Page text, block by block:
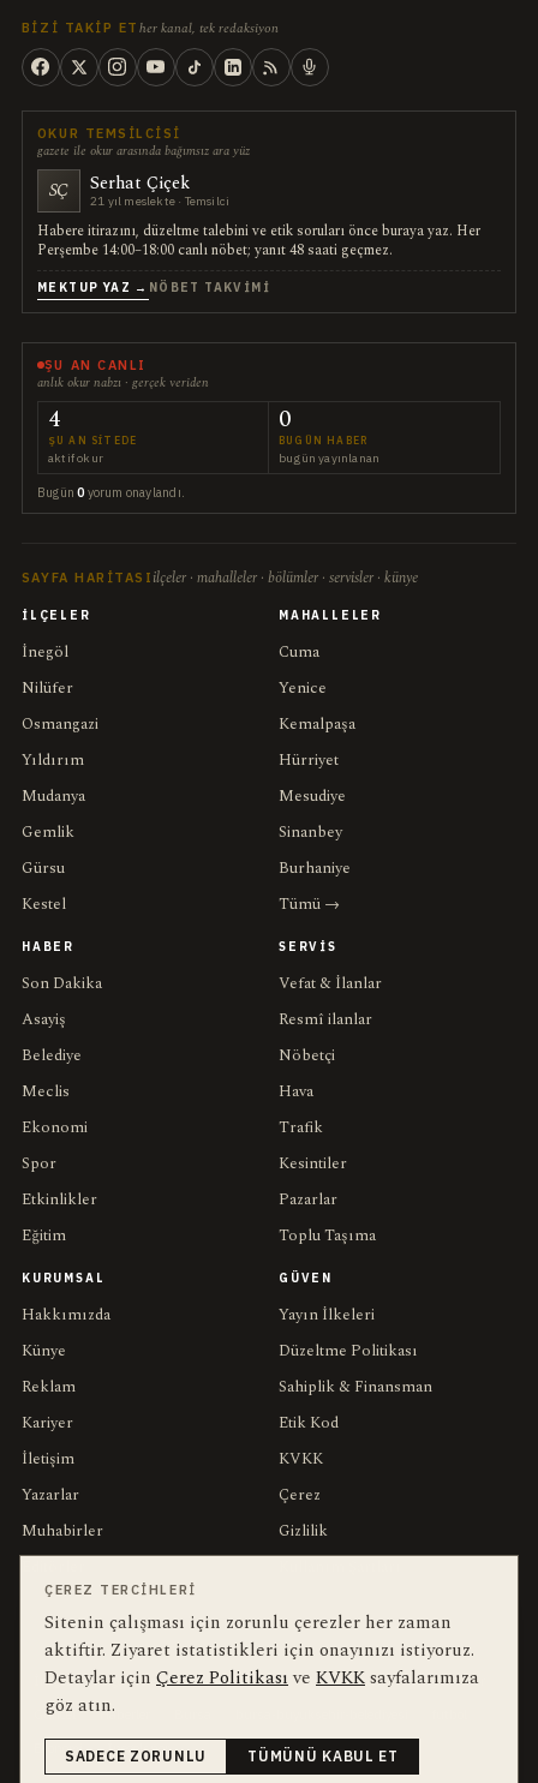
BIZI TAKIP ET her kanal, tek redaksiyon
OKUR TEMSILCISI
gazete ile okur arasında bağımsız ara yüz
SÇ Serhat Çiçek
21 yıl meslekte · Temsilci
Habere itirazını, düzeltme talebini ve etik soruları önce buraya yaz. Her
Perşembe 14:00–18:00 canlı nöbet; yanıt 48 saati geçmez.
MEKTUP YAZ → NÖBET TAKVIMI
ŞU AN CANLI
anlık okur nabzı · gerçek veriden
4
ŞU AN SITEDE
aktif okur
0
BUGÜN HABER
bugün yayınlanan
Bugün0 yorum onaylandı.
SAYFA HARITASI ilçeler · mahalleler · bölümler · servisler · künye
İLÇELER
İnegöl
Nilüfer
Osmangazi
Yıldırım
Mudanya
Gemlik
Gürsu
Kestel
MAHALLELER
Cuma
Yenice
Kemalpaşa
Hürriyet
Mesudiye
Sinanbey
Burhaniye
Tümü →
HABER
Son Dakika
Asayiş
Belediye
Meclis
Ekonomi
Spor
Etkinlikler
Eğitim
SERVIS
Vefat & İlanlar
Resmî ilanlar
Nöbetçi
Hava
Trafik
Kesintiler
Pazarlar
Toplu Taşıma
KURUMSAL
Hakkımızda
Künye
Reklam
Kariyer
İletişim
Yazarlar
Muhabirler
GÜVEN
Yayın İlkeleri
Düzeltme Politikası
Sahiplik & Finansman
Etik Kod
KVKK
Çerez
Gizlilik
YEREL ARANANLAR bu hafta en çok aranan
İnegöl inegol-belediyesi alper-taban trafik-kazasi
İnegöl Haber
Güncel
Haberler
Ekonomi
İnegölspor
ÇEREZ TERCIHLERI
Sitenin çalışması için zorunlu çerezler her zaman
aktiftir. Ziyaret istatistikleri için onayınızı istiyoruz.
Detaylar için Çerez Politikasıve KVKKsayfalarımıza
göz atın.
SADECE ZORUNLU
TÜMÜNÜ KABUL ET